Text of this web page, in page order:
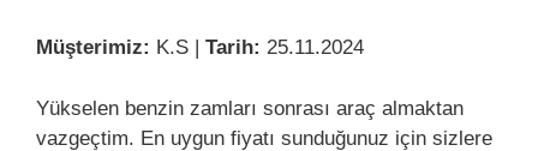
Müşterimiz: K.S | Tarih: 25.11.2024
Yükselen benzin zamları sonrası araç almaktan
vazgeçtim. En uygun fiyatı sunduğunuz için sizlere